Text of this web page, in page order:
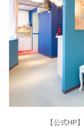
【公式HP】